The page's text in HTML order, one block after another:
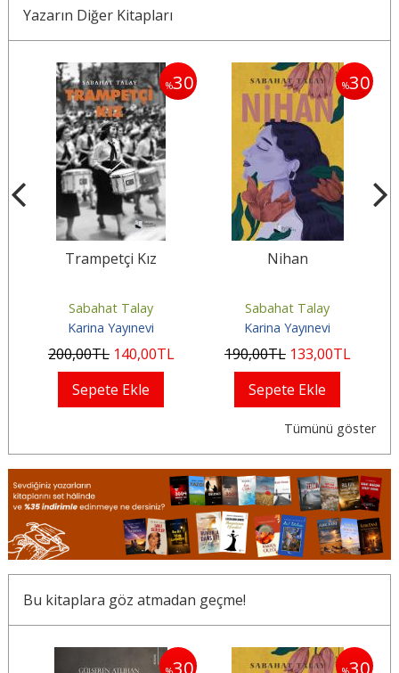
Yazarın Diğer Kitapları
%30
Trampetçi Kız
Sabahat Talay
Karina Yayınevi
200,00TL 140,00TL
Sepete Ekle
%30
Nihan
Sabahat Talay
Karina Yayınevi
190,00TL 133,00TL
Sepete Ekle
Tümünü göster
Bu kitaplara göz atmadan geçme!
30 30